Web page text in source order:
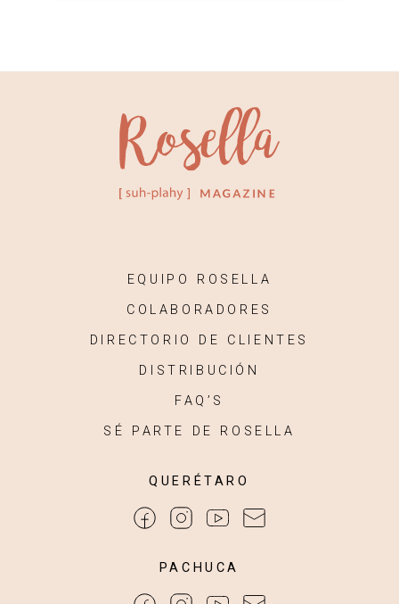
EQUIPO ROSELLA
COLABORADORES
DIRECTORIO DE CLIENTES
DISTRIBUCIÓN
FAQ’S
SÉ PARTE DE ROSELLA
QUERÉTARO
PACHUCA